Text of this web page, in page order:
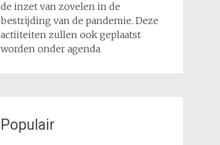
de inzet van zovelen in de
bestrijding van de pandemie. Deze
actiiteiten zullen ook geplaatst
worden onder agenda
Populair